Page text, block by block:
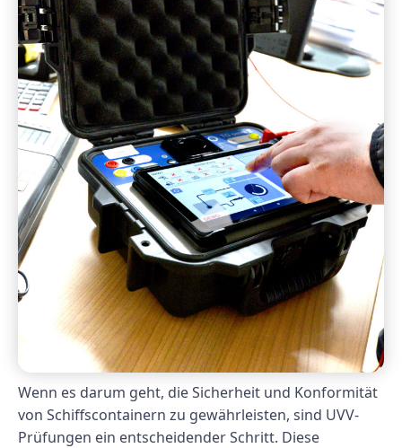
Wenn es darum geht, die Sicherheit und Konformität
von Schiffscontainern zu gewährleisten, sind UVV-
Prüfungen ein entscheidender Schritt. Diese